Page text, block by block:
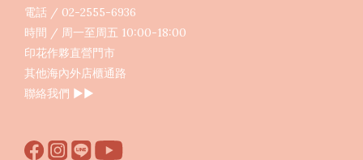
電話 / 02-2555-6936
時間 / 周一至周五 10:00-18:00
印花作夥直營門市
其他海內外店櫃通路
聯絡我們 ▶︎▶︎